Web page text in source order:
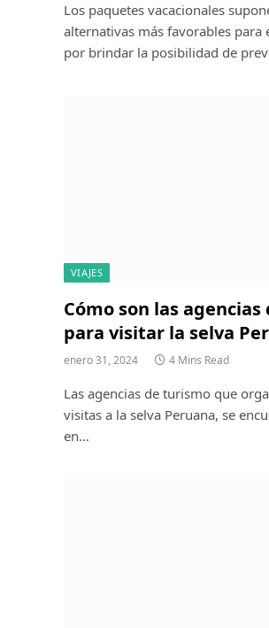
Los paquetes vacacionales
alternativas más favorables para
por brindar la posibilidad de
VIAJES
Cómo son las
para visitar la selva
enero 31, 2024 4 Mins Read
Las agencias de turismo que
visitas a la selva Peruana, se
en…